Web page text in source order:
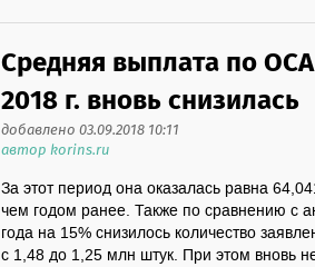
Средняя выплата по
2018 г. вновь снизилась
добавлено 03.09.2018 10:11
автор korins.ru
За этот период она оказалась равна
чем годом ранее. Также по сравнению с
года на 15% снизилось количество
с 1,48 до 1,25 млн штук. При этом вновь